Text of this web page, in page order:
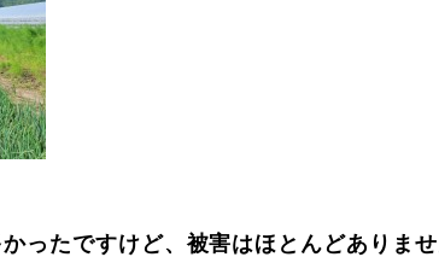
かったですけど、被害はほとんどありま